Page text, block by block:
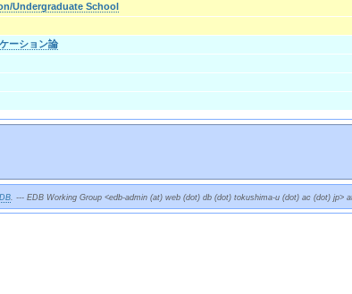
Undergraduate School
ーション論
. --- EDB Working Group <edb-admin (at) web (dot) db (dot) tokushima-u (dot) ac (dot) jp>